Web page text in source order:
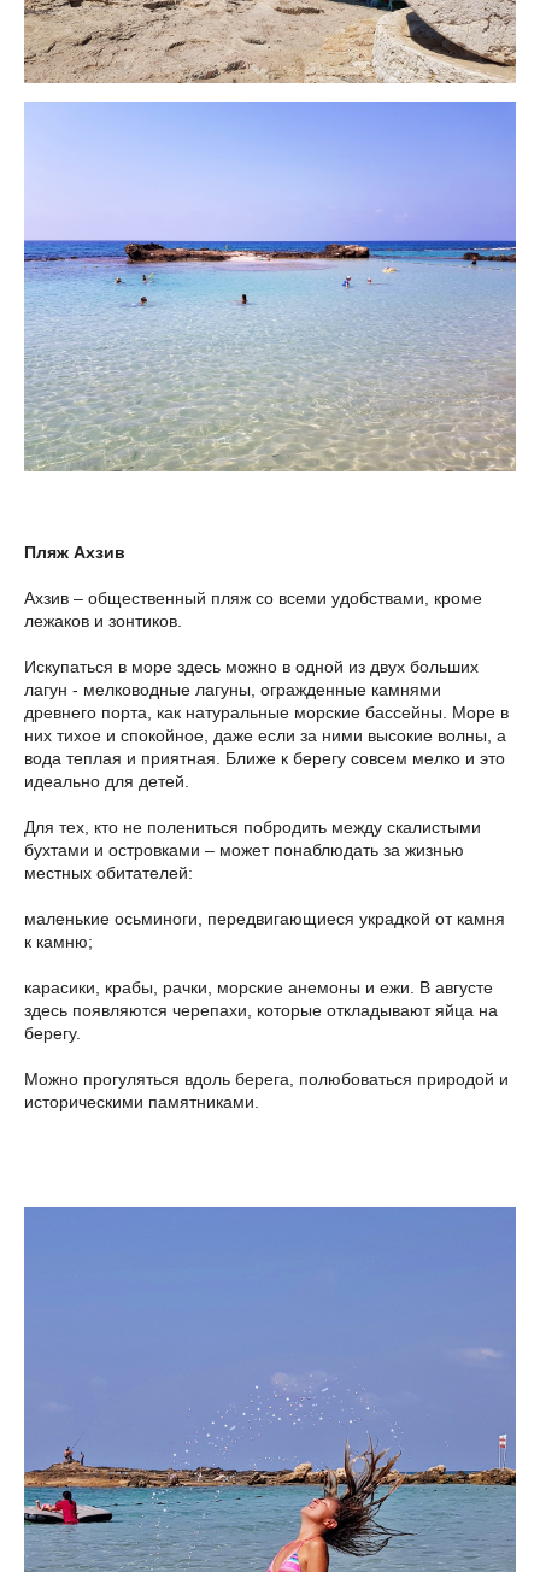
Пляж Ахзив
Ахзив – общественный пляж со всеми удобствами, кроме
лежаков и зонтиков.
Искупаться в море здесь можно в одной из двух больших
лагун - мелководные лагуны, огражденные камнями
древнего порта, как натуральные морские бассейны. Море в
них тихое и спокойное, даже если за ними высокие волны, а
вода теплая и приятная. Ближе к берегу совсем мелко и это
идеально для детей.
Для тех, кто не полениться побродить между скалистыми
бухтами и островками – может понаблюдать за жизнью
местных обитателей:
маленькие осьминоги, передвигающиеся украдкой от камня
к камню;
карасики, крабы, рачки, морские анемоны и ежи. В августе
здесь появляются черепахи, которые откладывают яйца на
берегу.
Можно прогуляться вдоль берега, полюбоваться природой и
историческими памятниками.